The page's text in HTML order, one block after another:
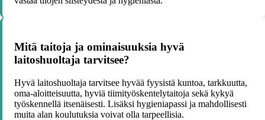
Mitä taitoja ja ominaisuuksia hyvä
laitoshuoltaja tarvitsee?
Hyvä laitoshuoltaja tarvitsee hyvää fyysistä kuntoa, tarkkuutta,
oma-aloitteisuutta, hyviä tiimityöskentelytaitoja sekä kykyä
työskennellä itsenäisesti. Lisäksi hygieniapassi ja mahdollisesti
muita alan koulutuksia voivat olla tarpeellisia.